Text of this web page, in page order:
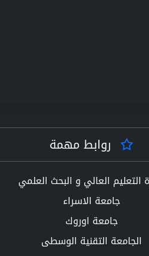
روابط مهمة
التعليم العالي و البحث العلمي
جامعة الاسراء
جامعة اوروك
الجامعة التقنية الوسطى